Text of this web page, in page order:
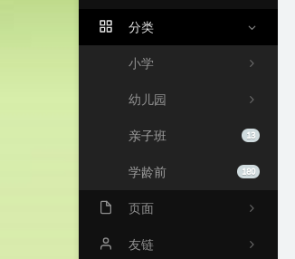
分类
小学
幼儿园
13
亲子班
180
学龄前
页面
关于我
友链